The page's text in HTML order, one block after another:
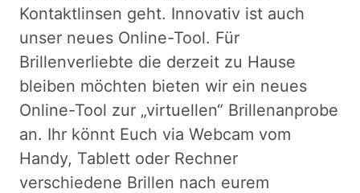
Kontaktlinsen geht. Innovativ ist auch
unser neues Online-Tool. Für
Brillenverliebte die derzeit zu Hause
bleiben möchten bieten wir ein neues
Online-Tool zur „virtuellen“ Brillenanprobe
an. Ihr könnt Euch via Webcam vom
Handy, Tablett oder Rechner
verschiedene Brillen nach eurem